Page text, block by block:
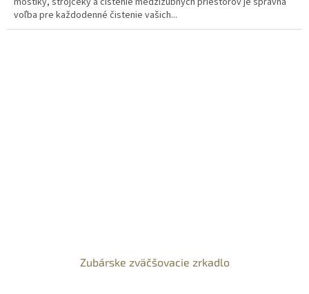
voľba pre každodenné čistenie vašich...
Zubárske zväčšovacie zrkadlo